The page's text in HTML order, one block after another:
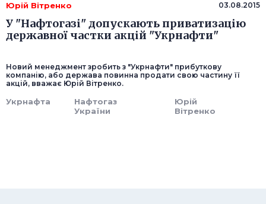
Юрій Вітренко 03.08.2015
У "Нафтогазі" допускають приватизацію
державної частки акцій "Укрнафти"
Новий менеджмент зробить з "Укрнафти" прибуткову
компанію, або держава повинна продати свою частину її
акцій, вважає Юрій Вітренко.
Укрнафта
Нафтогаз
України
Юрій
Вітренко